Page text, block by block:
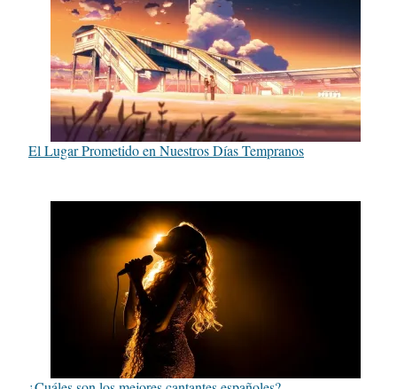
El Lugar Prometido en Nuestros Días Tempranos